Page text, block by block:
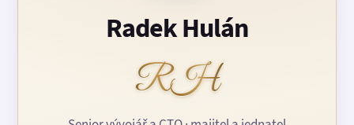
Radek Hulán
RH